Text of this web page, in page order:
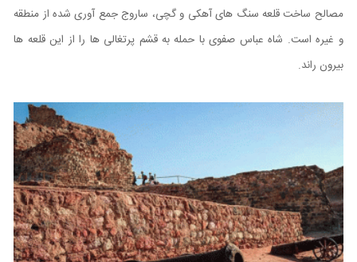
مصالح ساخت قلعه سنگ های آهکی و گچی، ساروج جمع آوری شده از منطقه
و غیره است. شاه عباس صفوی با حمله به قشم پرتغالی ها را از این قلعه ها
بیرون راند.